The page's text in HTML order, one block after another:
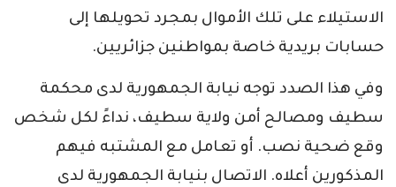
الاستيلاء على تلك الأموال بمجرد تحويلها إلى
حسابات بريدية خاصة بمواطنين جزائريين.
وفي هذا الصدد توجه نيابة الجمهورية لدى محكمة
سطيف ومصالح أمن ولاية سطيف، نداءً لكل شخص
وقع ضحية نصب. أو تعامل مع المشتبه فيهم
المذكورين أعلاه. الاتصال بنيابة الجمهورية لدى